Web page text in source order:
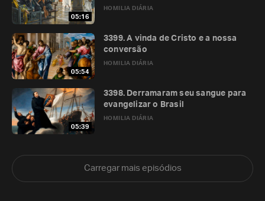
05:16
HOMILIA DIÁRIA
05:54
HOMILIA DIÁRIA
3399. A vinda de Cristo e a nossa
conversão
05:39
HOMILIA DIÁRIA
3398. Derramaram seu sangue para
evangelizar o Brasil
Carregar mais episódios